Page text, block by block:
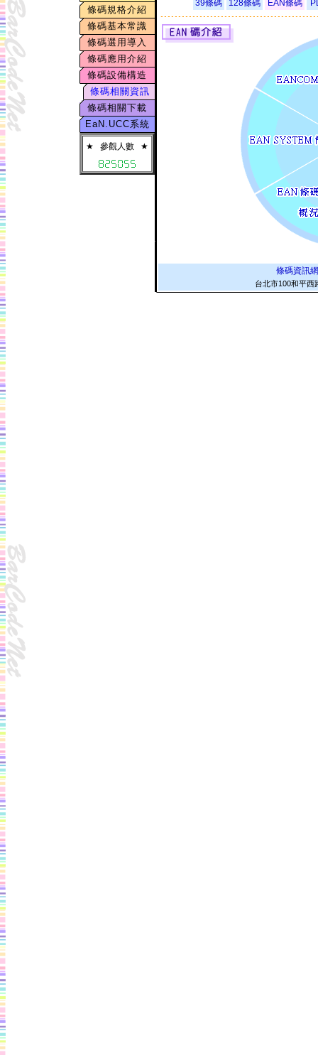
條碼規格介紹
條碼基本常識
條碼選用導入
條碼應用介紹
條碼設備構造
條碼相關資訊
條碼相關下載
EaN.UCC系統
★ 參觀人數 ★
39條碼 128條碼 EAN條碼
條碼資訊網
台北市100和平